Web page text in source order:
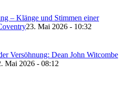
– Klänge und Stimmen einer
23. Mai 2026 - 10:32
Versöhnung: Dean John Witcombe
Mai 2026 - 08:12